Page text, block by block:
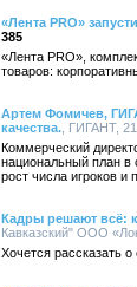
«Лента PRO»
385
«Лента PRO»,
товаров:
Артем Фомичев,
качества. , ГИГАНТ,
Коммерческий
национальный план в
рост числа игроков и
Кадры решают всё:
Кавказский" ООО
Хочется рассказать